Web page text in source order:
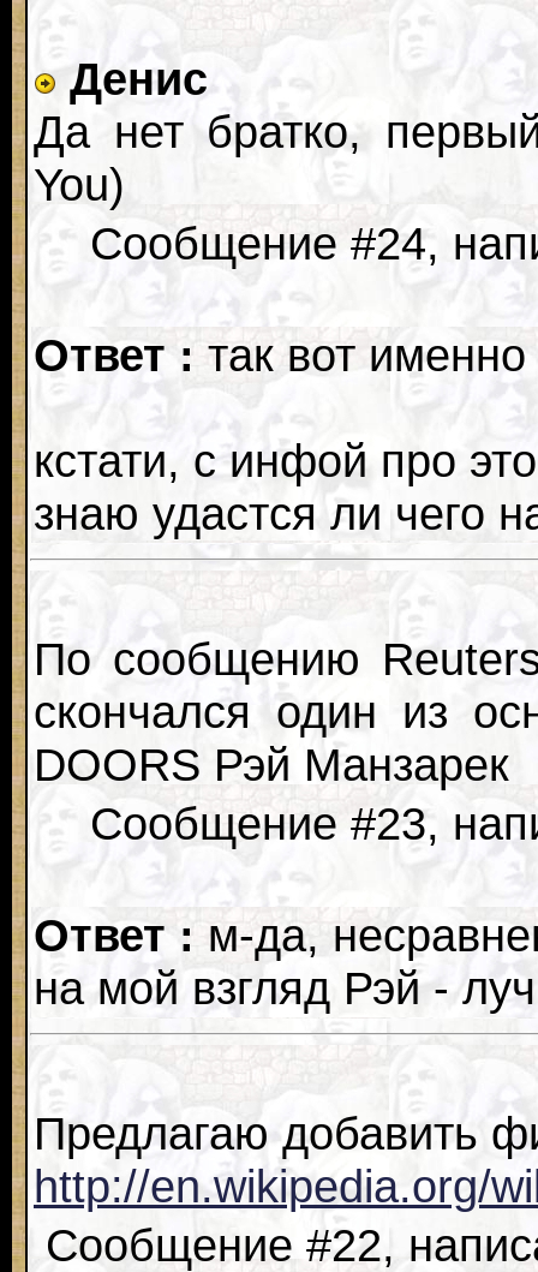
Денис
Да нет братко,
You)
Сообщение #24,
Ответ : так вот
кстати, с инфой про
знаю удастся ли чего
По сообщению
скончался один из
DOORS Рэй Манзарек
Сообщение #23,
Ответ : м-да,
на мой взгляд Рэй -
Предлагаю добавить
http://en.wikipedia.org/
Сообщение #22,